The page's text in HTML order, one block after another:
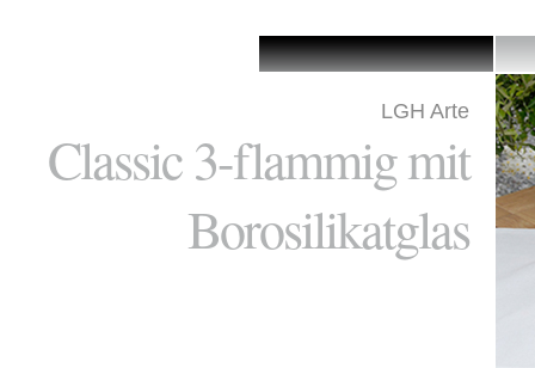
LGH Arte
Classic 3-flammig mit
Borosilikatglas